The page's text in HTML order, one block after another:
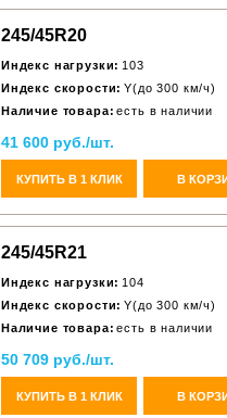
245/45R20
Индекс нагрузки: 103
Индекс скорости: Y(до 300 км/ч)
Наличие товара: есть в наличии
41 600 руб./шт.
КУПИТЬ В 1 КЛИК В
245/45R21
Индекс нагрузки: 104
Индекс скорости: Y(до 300 км/ч)
Наличие товара: есть в наличии
50 709 руб./шт.
КУПИТЬ В 1 КЛИК В